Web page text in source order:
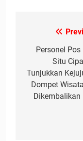
Navigasi
pos
Personel Pos
Situ
Tunjukkan
Dompet
Dikembalikan